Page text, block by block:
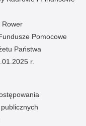
Rower
Pomocowe
Państwa
r.